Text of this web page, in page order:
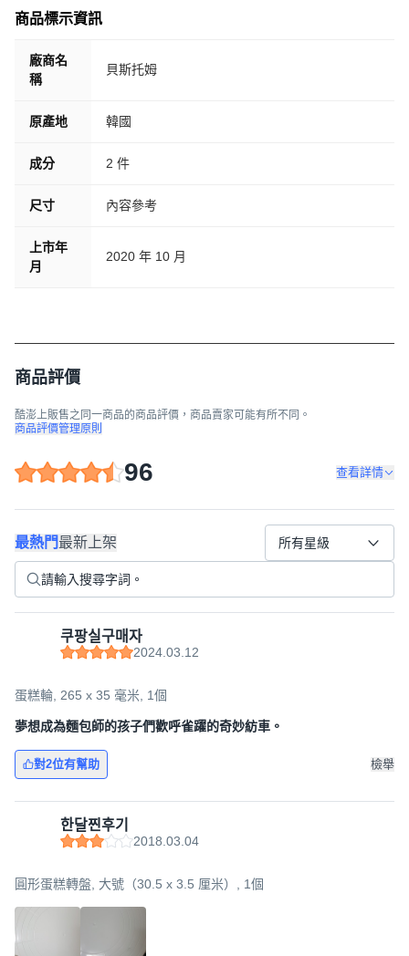
商品標示資訊
廠商名
稱
貝斯托姆
原產地 韓國
成分 2 件
尺寸 內容參考
上市年
月
2020 年 10 月
商品評價
酷澎上販售之同一商品的商品評價，商品賣家可能有所不同。
商品評價管理原則
96 查看詳情
最熱門最新上架 所有星級
쿠팡실구매자
2024.03.12
蛋糕輪, 265 x 35 毫米, 1個
夢想成為麵包師的孩子們歡呼雀躍的奇妙紡車。
對2位有幫助 檢舉
한달찐후기
2018.03.04
圓形蛋糕轉盤, 大號（30.5 x 3.5 厘米）, 1個